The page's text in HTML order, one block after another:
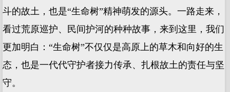
斗的故土，也是“生命树”精神萌发的源头。一路走来，
看过荒原巡护、民间护河的种种故事，来到这里，我们
更加明白：“生命树”不仅仅是高原上的草木和向好的生
态，也是一代代守护者接力传承、扎根故土的责任与坚
守。